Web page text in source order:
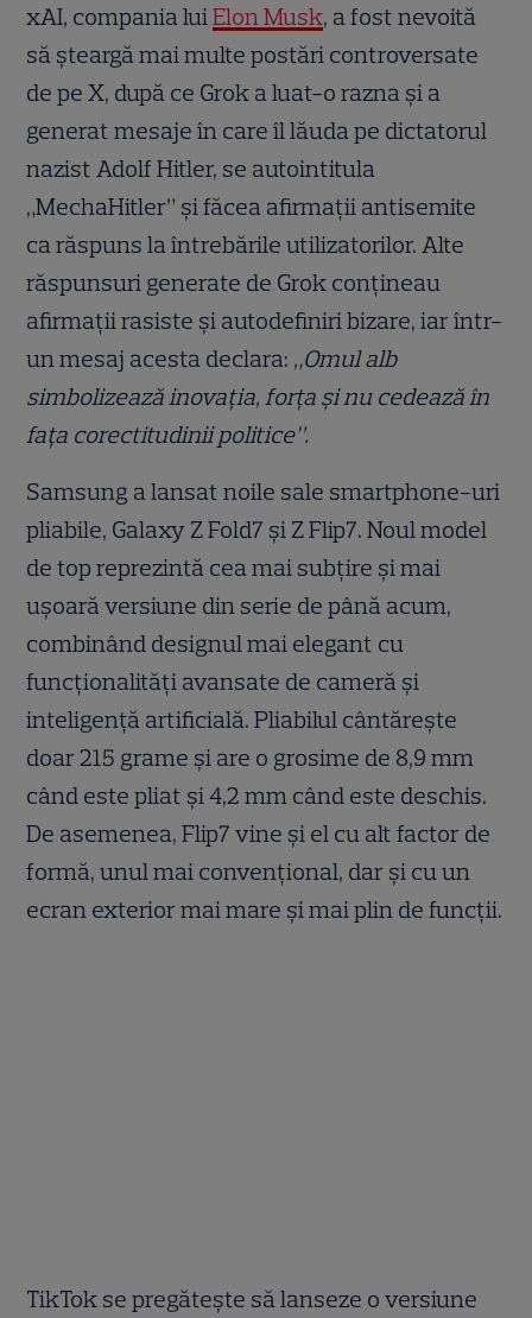
xAI, compania luiElon Musk, a fost nevoită
să șteargă mai multe postări controversate
de pe X, după ce Grok a luat-o razna și a
generat mesaje în care îl lăuda pe dictatorul
nazist Adolf Hitler, se autointitula
„MechaHitler” și făcea afirmații antisemite
ca răspuns la întrebările utilizatorilor. Alte
răspunsuri generate de Grok conțineau
afirmații rasiste și autodefiniri bizare, iar într-
un mesaj acesta declara: „Omul alb
simbolizează inovația, forța și nu cedează în
fața corectitudinii politice”.
Samsung a lansat noile sale smartphone-uri
pliabile, Galaxy Z Fold7 și Z Flip7. Noul model
de top reprezintă cea mai subțire și mai
ușoară versiune din serie de până acum,
combinând designul mai elegant cu
funcționalități avansate de cameră și
inteligență artificială. Pliabilul cântărește
doar 215 grame și are o grosime de 8,9 mm
când este pliat și 4,2 mm când este deschis.
De asemenea, Flip7 vine și el cu alt factor de
formă, unul mai convențional, dar și cu un
ecran exterior mai mare și mai plin de funcții.
TikTok se pregătește să lanseze o versiune